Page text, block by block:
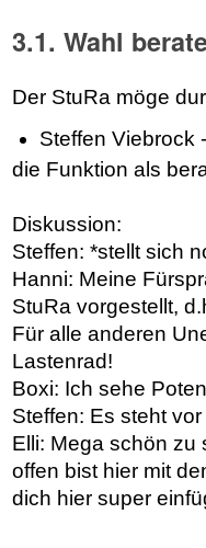
3.1. Wahl
Der StuRa möge
Steffen Viebrock
die Funktion als
Diskussion:
Steffen: *stellt sich
Hanni: Meine
StuRa vorgestellt,
Für alle anderen
Lastenrad!
Boxi: Ich sehe
Steffen: Es steht
Elli: Mega schön zu
offen bist hier mit
dich hier super